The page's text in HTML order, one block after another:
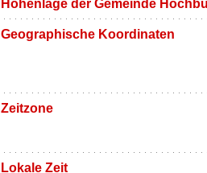
Höhenlage der Gemeinde
Geographische Koordinaten
Zeitzone
Lokale Zeit